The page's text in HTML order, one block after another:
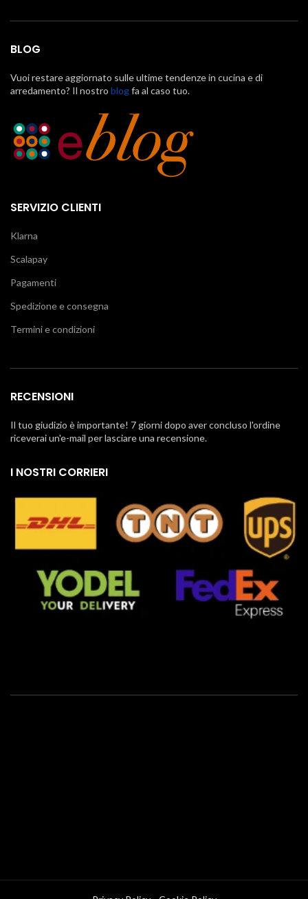
BLOG
Vuoi restare aggiornato sulle ultime tendenze in cucina e di
arredamento? Il nostro blogfa al caso tuo.
SERVIZIO CLIENTI
Klarna
Scalapay
Pagamenti
Spedizione e consegna
Termini e condizioni
RECENSIONI
Il tuo giudizio è importante! 7 giorni dopo aver concluso l'ordine
riceverai un'e-mail per lasciare una recensione.
I NOSTRI CORRIERI